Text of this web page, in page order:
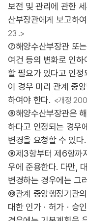
보전 및 관리에 관한
산부장관에게 보고하
23 .>
⑦해양수산부장관 또
여건 등의 변화로 인
할 필요가 있다고 인
이 경우 미리 관계 중
하여야 한다. <개정
⑧해양수산부장관은
하다고 인정되는 경우
변경을 요청할 수 있다.
⑨제3항부터 제6항까
우에 준용한다. 다만,
변경하는 경우에는 그
⑩관계 중앙행정기관
대한 인가ㆍ허가ㆍ승